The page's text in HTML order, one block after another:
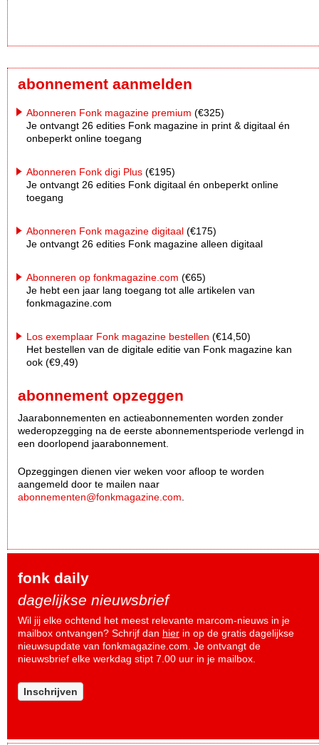
abonnement aanmelden
Abonneren Fonk magazine premium (€325)
Je ontvangt 26 edities Fonk magazine in print & digitaal én
onbeperkt online toegang
Abonneren Fonk digi Plus (€195)
Je ontvangt 26 edities Fonk digitaal én onbeperkt online
toegang
Abonneren Fonk magazine digitaal (€175)
Je ontvangt 26 edities Fonk magazine alleen digitaal
Abonneren op fonkmagazine.com (€65)
Je hebt een jaar lang toegang tot alle artikelen van
fonkmagazine.com
Los exemplaar Fonk magazine bestellen (€14,50)
Het bestellen van de digitale editie van Fonk magazine kan
ook (€9,49)
abonnement opzeggen
Jaarabonnementen en actieabonnementen worden zonder
wederopzegging na de eerste abonnementsperiode verlengd in
een doorlopend jaarabonnement.
Opzeggingen dienen vier weken voor afloop te worden
aangemeld door te mailen naar
abonnementen@fonkmagazine.com.
fonk daily
dagelijkse nieuwsbrief
Wil jij elke ochtend het meest relevante marcom-nieuws in je
mailbox ontvangen? Schrijf dan hier in op de gratis dagelijkse
nieuwsupdate van fonkmagazine.com. Je ontvangt de
nieuwsbrief elke werkdag stipt 7.00 uur in je mailbox.
Inschrijven